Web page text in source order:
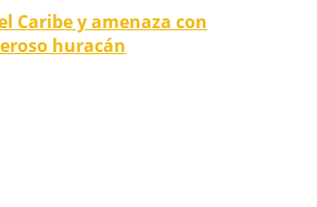
Caribe y amenaza con
huracán